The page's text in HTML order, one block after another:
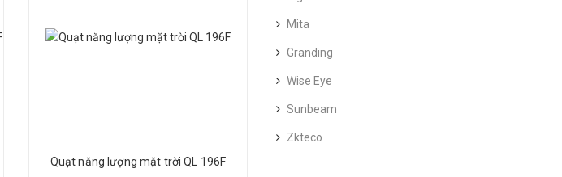
Quạt năng lượng mặt trời QL 196F
Mita
Granding
Wise Eye
Sunbeam
Zkteco